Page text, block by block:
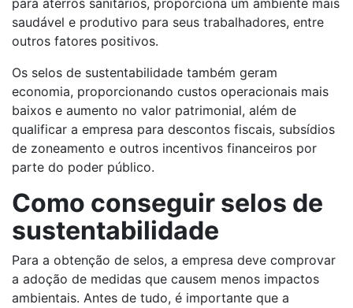
para aterros sanitários, proporciona um ambiente mais
saudável e produtivo para seus trabalhadores, entre
outros fatores positivos.
Os selos de sustentabilidade também geram
economia, proporcionando custos operacionais mais
baixos e aumento no valor patrimonial, além de
qualificar a empresa para descontos fiscais, subsídios
de zoneamento e outros incentivos financeiros por
parte do poder público.
Como conseguir selos de
sustentabilidade
Para a obtenção de selos, a empresa deve comprovar
a adoção de medidas que causem menos impactos
ambientais. Antes de tudo, é importante que a